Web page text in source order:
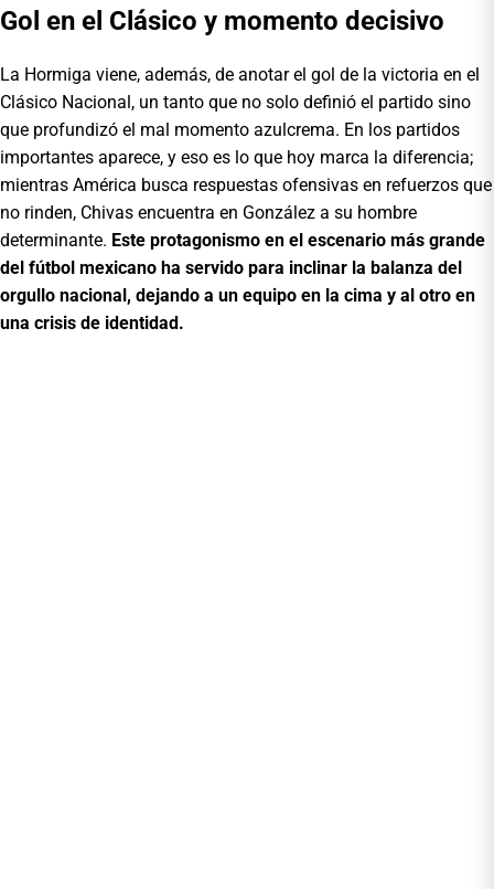
Gol en el Clásico y momento decisivo
La Hormiga viene, además, de anotar el gol de la victoria en el
Clásico Nacional, un tanto que no solo definió el partido sino
que profundizó el mal momento azulcrema. En los partidos
importantes aparece, y eso es lo que hoy marca la diferencia;
mientras América busca respuestas ofensivas en refuerzos que
no rinden, Chivas encuentra en González a su hombre
determinante. Este protagonismo en el escenario más grande
del fútbol mexicano ha servido para inclinar la balanza del
orgullo nacional, dejando a un equipo en la cima y al otro en
una crisis de identidad.